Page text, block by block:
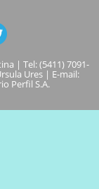
| Tel: (5411) 7091-
Ures | E-mail:
Perfil S.A.